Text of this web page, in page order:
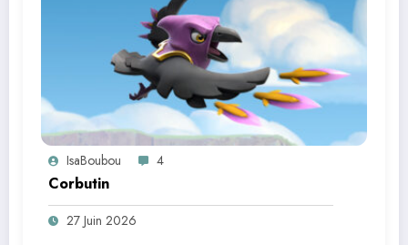
IsaBoubou 4
Corbutin
27 Juin 2026